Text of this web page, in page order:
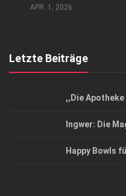
Top Magazin Dresden /
APR. 1, 2026
Letzte Beiträge
,,Die
Ingwer: Die
Happy Bowls